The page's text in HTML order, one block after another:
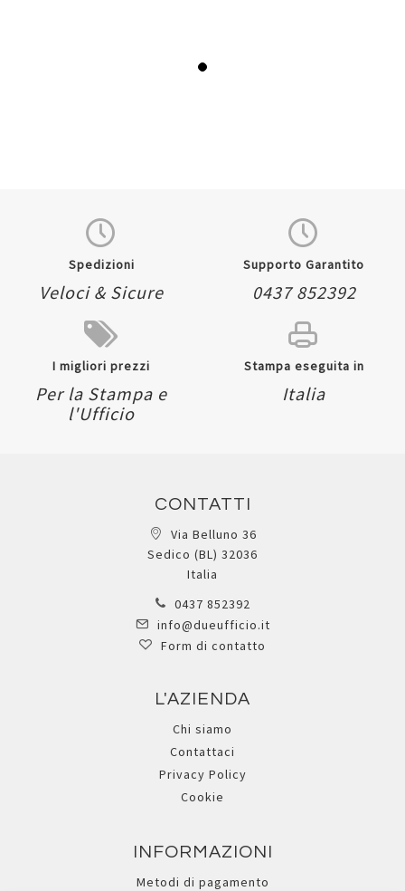
Spedizioni
Veloci & Sicure
Supporto Garantito
0437 852392
I migliori prezzi
Per la Stampa e
l'Ufficio
Stampa eseguita in
Italia
CONTATTI
Via Belluno 36
Sedico (BL) 32036
Italia
0437 852392
info@dueufficio.it
Form di contatto
L'AZIENDA
Chi siamo
Contattaci
Privacy Policy
Cookie
INFORMAZIONI
Metodi di pagamento